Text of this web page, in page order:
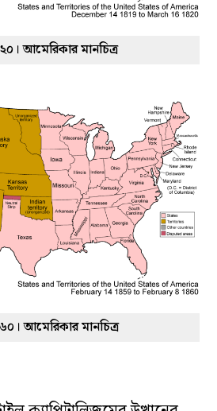
আমেরিকার মানচিত্র
আমেরিকার মানচিত্র